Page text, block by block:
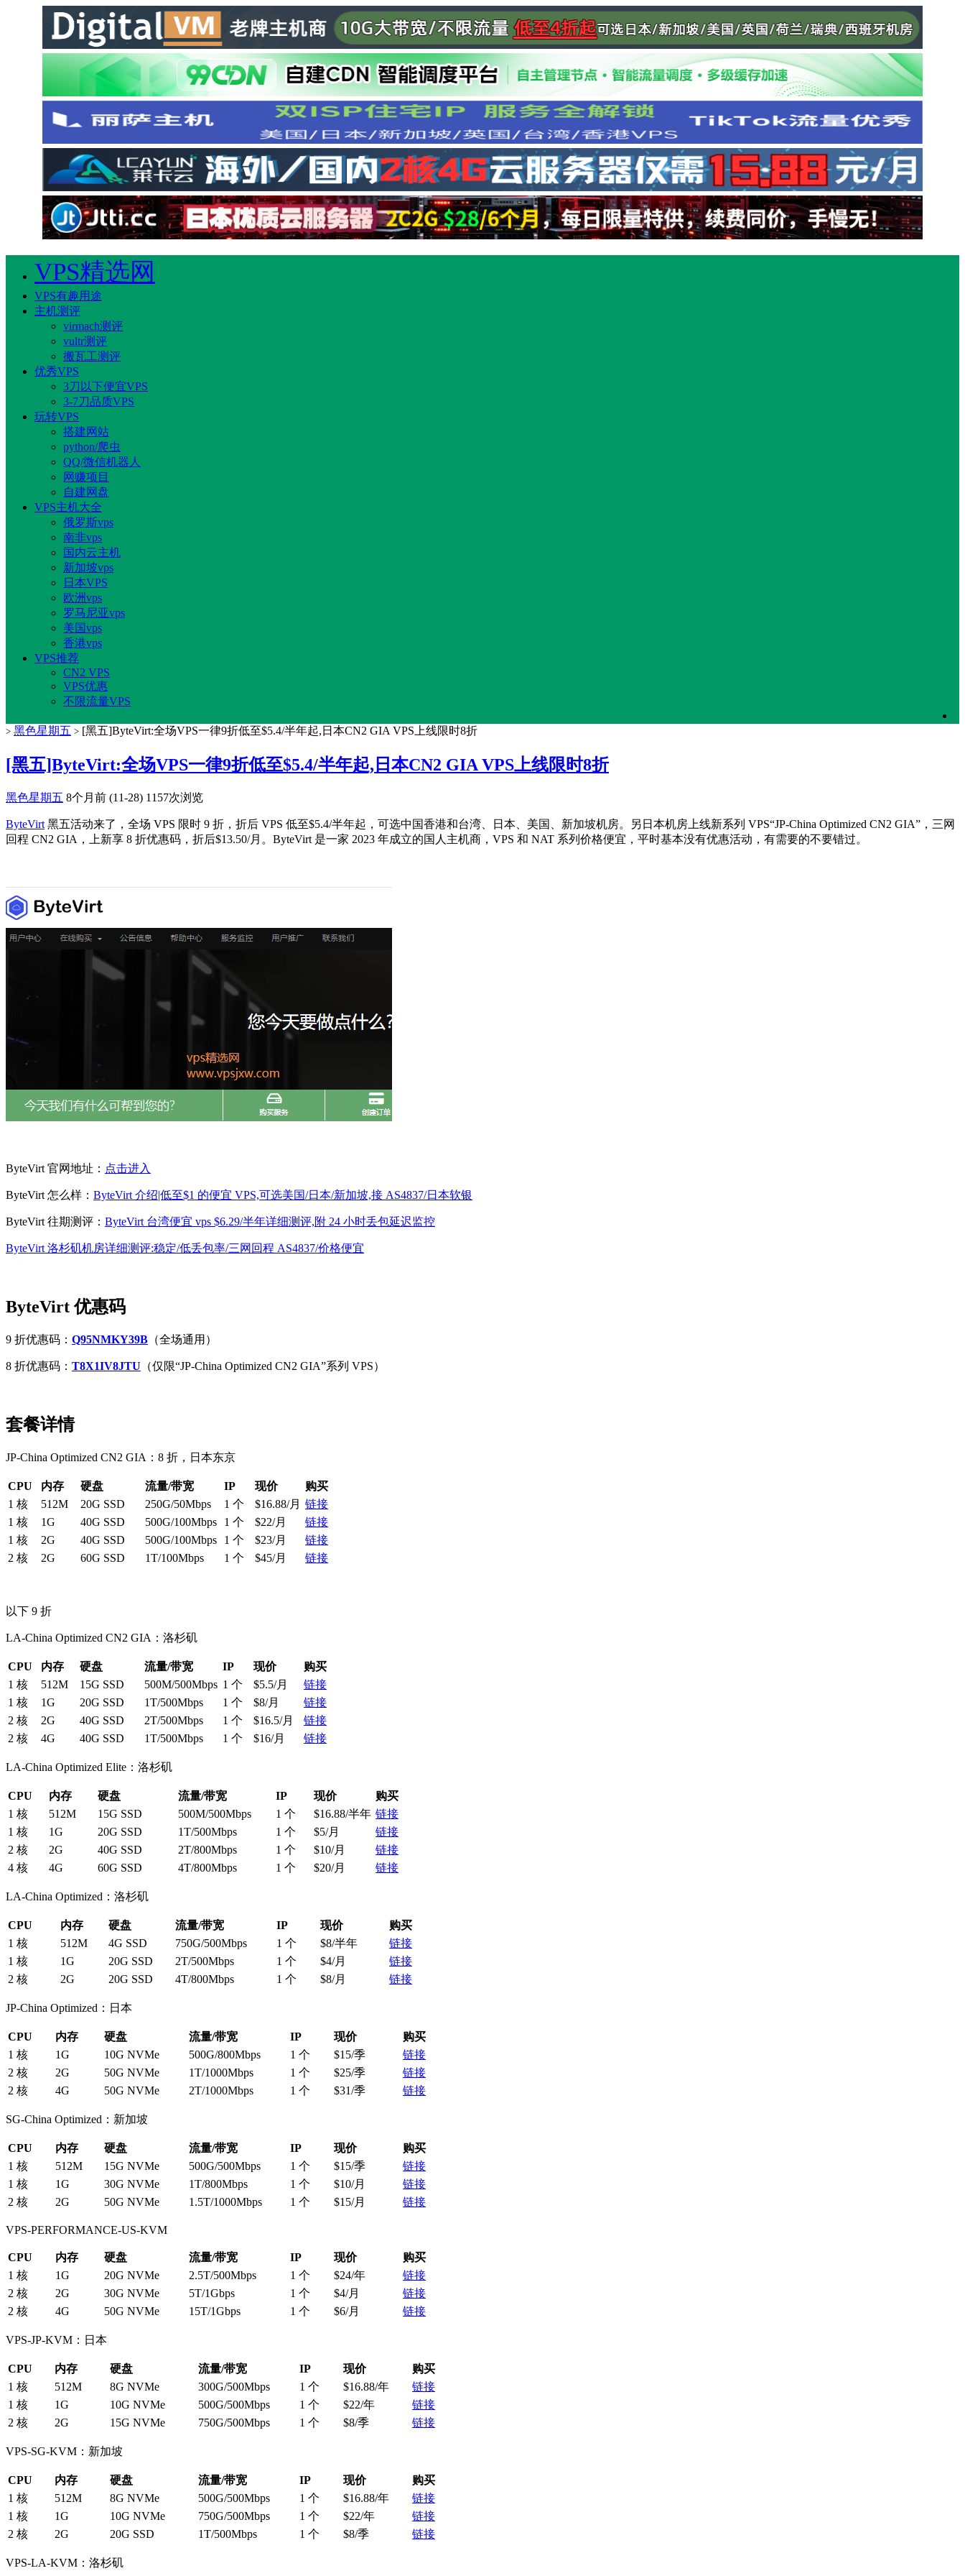
VPS精选网
VPS有趣用途
主机测评
virmach测评
vultr测评
搬瓦工测评
优秀VPS
3刀以下便宜VPS
3-7刀品质VPS
玩转VPS
搭建网站
python/爬虫
QQ/微信机器人
网赚项目
自建网盘
VPS主机大全
俄罗斯vps
南非vps
国内云主机
新加坡vps
日本VPS
欧洲vps
罗马尼亚vps
美国vps
香港vps
VPS推荐
CN2 VPS
VPS优惠
不限流量VPS
> 黑色星期五 > [黑五]ByteVirt:全场VPS一律9折低至$5.4/半年起,日本CN2 GIA VPS上线限时8折
[黑五]ByteVirt:全场VPS一律9折低至$5.4/半年起,日本CN2 GIA VPS上线限时8折
黑色星期五 8个月前 (11-28) 1157次浏览
ByteVirt 黑五活动来了，全场 VPS 限时 9 折，折后 VPS 低至$5.4/半年起，可选中国香港和台湾、日本、美国、新加坡机房。另日本机房上线新系列 VPS“JP-China Optimized CN2 GIA”，三网
回程 CN2 GIA，上新享 8 折优惠码，折后$13.50/月。ByteVirt 是一家 2023 年成立的国人主机商，VPS 和 NAT 系列价格便宜，平时基本没有优惠活动，有需要的不要错过。
ByteVirt 官网地址： 点击进入
ByteVirt 怎么样： ByteVirt 介绍|低至$1 的便宜 VPS,可选美国/日本/新加坡,接 AS4837/日本软银
ByteVirt 往期测评： ByteVirt 台湾便宜 vps $6.29/半年详细测评,附 24 小时丢包延迟监控
ByteVirt 洛杉矶机房详细测评:稳定/低丢包率/三网回程 AS4837/价格便宜
ByteVirt 优惠码
9 折优惠码： Q95NMKY39B （全场通用）
8 折优惠码： T8X1IV8JTU （仅限“JP-China Optimized CN2 GIA”系列 VPS）
套餐详情
JP-China Optimized CN2 GIA：8 折，日本东京
CPU 内存 硬盘 流量/带宽 IP 现价
购买
1 核
512M 20G SSD 250G/50Mbps 1 个 $16.88/月 链接
1 核
1G 40G SSD 500G/100Mbps 1 个 $22/月
链接
1 核
2G 40G SSD 500G/100Mbps 1 个 $23/月
链接
2 核
2G 60G SSD 1T/100Mbps 1 个 $45/月 链接
以下 9 折
LA-China Optimized CN2 GIA：洛杉矶
CPU 内存 硬盘 流量/带宽 IP 现价
购买
1 核
512M 15G SSD 500M/500Mbps 1 个 $5.5/月
链接
1 核
1G 20G SSD 1T/500Mbps 1 个 $8/月
链接
2 核
2G 40G SSD 2T/500Mbps 1 个 $16.5/月
链接
2 核
4G 40G SSD 1T/500Mbps 1 个 $16/月 链接
LA-China Optimized Elite：洛杉矶
CPU 内存 硬盘 流量/带宽 IP 现价
购买
1 核
512M 15G SSD 500M/500Mbps 1 个 $16.88/半年 链接
1 核
1G 20G SSD 1T/500Mbps 1 个 $5/月
链接
2 核
2G 40G SSD 2T/800Mbps 1 个 $10/月
链接
4 核
4G 60G SSD 4T/800Mbps 1 个 $20/月 链接
LA-China Optimized：洛杉矶
CPU 内存 硬盘 流量/带宽 IP 现价
购买
1 核
512M 4G SSD 750G/500Mbps 1 个 $8/半年
链接
1 核
1G 20G SSD 2T/500Mbps 1 个 $4/月
链接
2 核
2G 20G SSD 4T/800Mbps 1 个 $8/月 链接
JP-China Optimized：日本
CPU 内存 硬盘 流量/带宽 IP 现价
购买
1 核
1G 10G NVMe 500G/800Mbps 1 个 $15/季
链接
2 核
2G 50G NVMe 1T/1000Mbps 1 个 $25/季
链接
2 核
4G 50G NVMe 2T/1000Mbps 1 个 $31/季 链接
SG-China Optimized：新加坡
CPU 内存 硬盘 流量/带宽 IP 现价
购买
1 核
512M 15G NVMe 500G/500Mbps 1 个 $15/季
链接
1 核
1G 30G NVMe 1T/800Mbps 1 个 $10/月
链接
2 核
2G 50G NVMe 1.5T/1000Mbps 1 个 $15/月 链接
VPS-PERFORMANCE-US-KVM
CPU 内存 硬盘 流量/带宽 IP 现价
购买
1 核
1G 20G NVMe 2.5T/500Mbps 1 个 $24/年
链接
2 核
2G 30G NVMe 5T/1Gbps 1 个 $4/月
链接
2 核
4G 50G NVMe 15T/1Gbps 1 个 $6/月 链接
VPS-JP-KVM：日本
CPU 内存 硬盘 流量/带宽 IP 现价
购买
1 核
512M 8G NVMe 300G/500Mbps 1 个 $16.88/年
链接
1 核
1G 10G NVMe 500G/500Mbps 1 个 $22/年
链接
2 核
2G 15G NVMe 750G/500Mbps 1 个 $8/季 链接
VPS-SG-KVM：新加坡
CPU 内存 硬盘 流量/带宽 IP 现价
购买
1 核
512M 8G NVMe 500G/500Mbps 1 个 $16.88/年
链接
1 核
1G 10G NVMe 750G/500Mbps 1 个 $22/年
链接
2 核
2G 20G SSD 1T/500Mbps 1 个 $8/季 链接
VPS-LA-KVM：洛杉矶